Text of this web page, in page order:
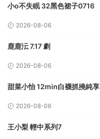
小o不失眠 32黑色裙子0716
2026-08-06
鹿鹿沄 7.17 劇
2026-08-06
甜菜小怡 12min白襪抓撓純享
2026-08-06
王小梨 輕中系列7